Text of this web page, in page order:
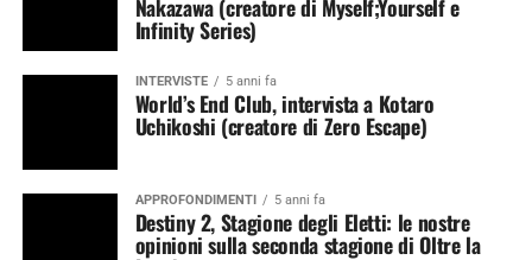
Nakazawa (creatore di Myself;Yourself e
Infinity Series)
INTERVISTE 5 anni fa
World’s End Club, intervista a Kotaro
Uchikoshi (creatore di Zero Escape)
APPROFONDIMENTI 5 anni fa
Destiny 2, Stagione degli Eletti: le nostre
opinioni sulla seconda stagione di Oltre la